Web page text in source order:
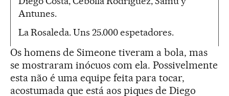
Antunes.
La Rosaleda. Uns 25.000 espetadores.
Os homens de Simeone tiveram a bola, mas
se mostraram inócuos com ela. Possivelmente
esta não é uma equipe feita para tocar,
acostumada que está aos piques de Diego